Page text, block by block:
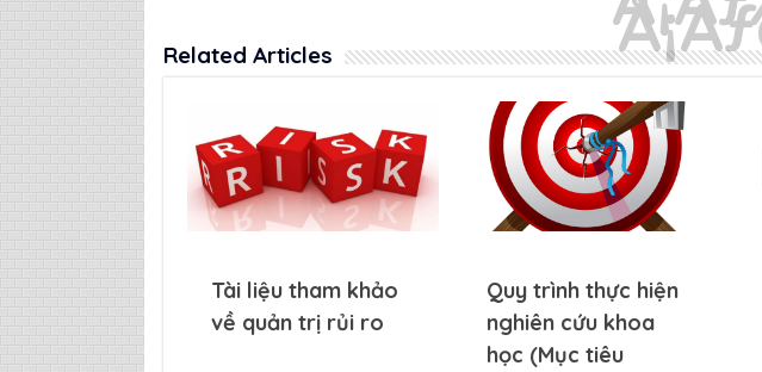
Related Articles
Tài liệu tham khảo
về quản trị rủi ro
Quy trình thực hiện
nghiên cứu khoa
học (Mục tiêu